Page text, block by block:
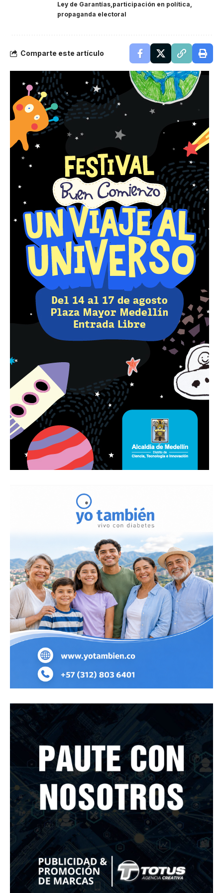
Ley de Garantías participación en política
propaganda electoral
Comparte este artículo